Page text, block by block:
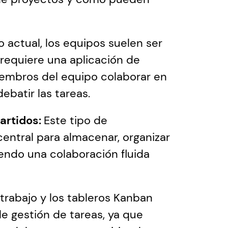
actual, los equipos suelen ser
una aplicación de
del equipo colaborar en
las tareas.
Este tipo de
para almacenar, organizar
una colaboración fluida
y los tableros Kanban
gestión de tareas, ya que